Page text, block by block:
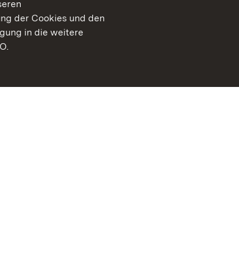
der Cookies und den
in die weitere